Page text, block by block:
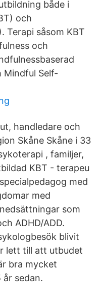
både i
och
Terapi såsom KBT
och
Mindful Self-
handledare och
Skåne Skåne i 33
, familjer,
KBT - terapeu
med
med
som
ADHD/ADD.
blivit
lett till att utbudet
bra mycket
år sedan.